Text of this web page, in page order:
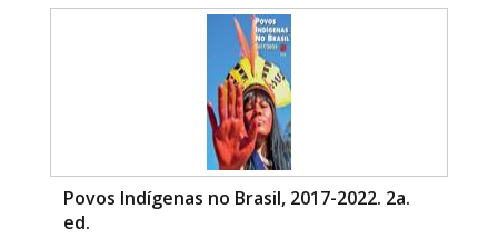
Povos Indígenas no Brasil, 2017-2022. 2a.
ed.